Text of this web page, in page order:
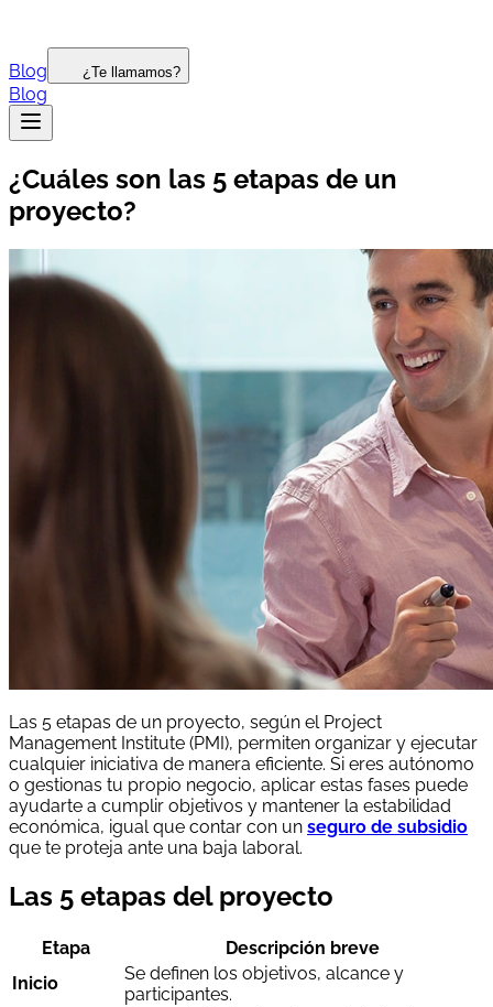
Blog ¿Te llamamos?
Blog
¿Cuáles son las 5 etapas de un
proyecto?
Las 5 etapas de un proyecto, según el Project
Management Institute (PMI), permiten organizar y ejecutar
cualquier iniciativa de manera eficiente. Si eres autónomo
o gestionas tu propio negocio, aplicar estas fases puede
ayudarte a cumplir objetivos y mantener la estabilidad
económica, igual que contar con un seguro de subsidio
que te proteja ante una baja laboral.
Las 5 etapas del proyecto
Etapa
Descripción breve
Inicio
Se definen los objetivos, alcance y
participantes.